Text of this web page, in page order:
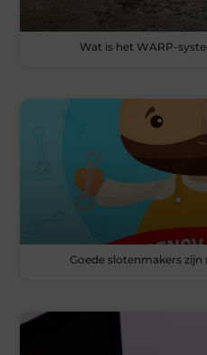
Wat is het WARP-
Goede slotenmakers